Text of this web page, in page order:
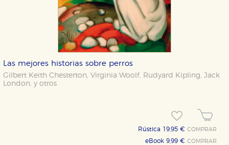
Las mejores historias sobre perros
Gilbert Keith Chesterton,Virginia Woolf, Rudyard Kipling,Jack
London,y otros
Rústica 19,95 € COMPRAR
eBook 9,99 € COMPRAR